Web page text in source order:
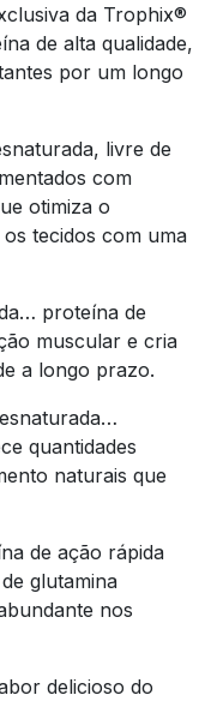
da Trophix®
de alta qualidade,
por um longo
livre de
com
otimiza o
tecidos com uma
proteína de
muscular e cria
a longo prazo.
quantidades
naturais que
de ação rápida
glutamina
nos
delicioso do